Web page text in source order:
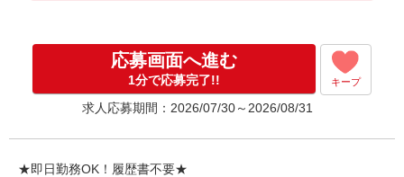
゜+゜・。○。・゜+゜・。○。・゜+゜
入社祝い金10万円支給(規定有)
お友達を紹介頂くと,
インセンティブ支給(規定有)
★月2回払い・週払い可能（規程有）★
゜・。○。・゜+゜・。○。・゜+゜
応募画面へ進む
1分で応募完了!! キープ
求人応募期間：2026/07/30～2026/08/31
★即日勤務OK！履歴書不要★